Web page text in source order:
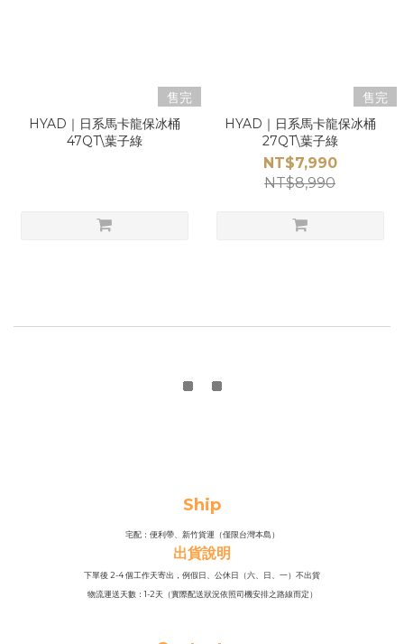
售完
HYAD｜日系馬卡龍保冰桶
47QT\葉子綠
售完
HYAD｜日系馬卡龍保冰桶
27QT\葉子綠
NT$7,990
NT$8,990
Ship
宅配：便利帶、新竹貨運（僅限台灣本島）
出貨說明
下單後 2-4 個工作天寄出，例假日、公休日（六、日、一）不出貨
物流運送天數：1-2天（實際配送狀況依照司機安排之路線而定）